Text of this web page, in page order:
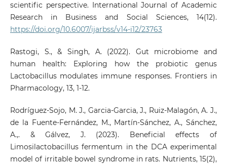
scientific perspective. International Journal of Academic
Research in Business and Social Sciences, 14(12).
https://doi.org/10.6007/ijarbss/v14-i12/23763
Rastogi, S., & Singh, A. (2022). Gut microbiome and
human health: Exploring how the probiotic genus
Lactobacillus modulates immune responses. Frontiers in
Pharmacology, 13, 1-12.
Rodríguez-Sojo, M. J., Garcia-Garcia, J., Ruiz-Malagón, A. J.,
de la Fuente-Fernández, M., Martín-Sánchez, A., Sánchez,
A.,. & Gálvez, J. (2023). Beneficial effects of
Limosilactobacillus fermentum in the DCA experimental
model of irritable bowel syndrome in rats. Nutrients, 15(2),